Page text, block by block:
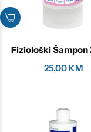
Fiziološki Šampon
25,00 KM